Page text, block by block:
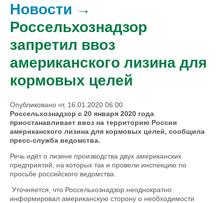
Новости →
Россельхознадзор
запретил ввоз
американского лизина для
кормовых целей
Опубликовано чт, 16.01.2020 06:00
Россельхознадзор с 20 января 2020 года
приостанавливает ввоз на территорию России
американского лизина для кормовых целей, сообщила
пресс-служба ведомства.
Речь идёт о лизине производства двух американских
предприятий, на которых так и провели инспекцию по
просьбе российского ведомства.
Уточняется, что Россельхознадзор неоднократно
информировал американскую сторону о необходимости